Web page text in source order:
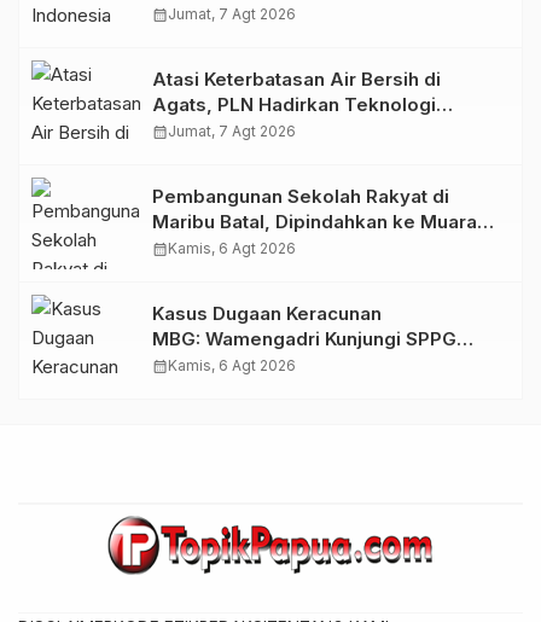
Warisan, Membangun Masa Depan
calendar_monthJumat, 7 Agt 2026
Atasi Keterbatasan Air Bersih di
Agats, PLN Hadirkan Teknologi
Desalinasi untuk Masjid Saiful Al-
calendar_monthJumat, 7 Agt 2026
Pembangunan Sekolah Rakyat di
Maribu Batal, Dipindahkan ke Muara
Tami, Ini Sebabnya
calendar_monthKamis, 6 Agt 2026
Kasus Dugaan Keracunan
MBG: Wamengadri Kunjungi SPPG
Yayasan KIS Papua, Ini yang
calendar_monthKamis, 6 Agt 2026